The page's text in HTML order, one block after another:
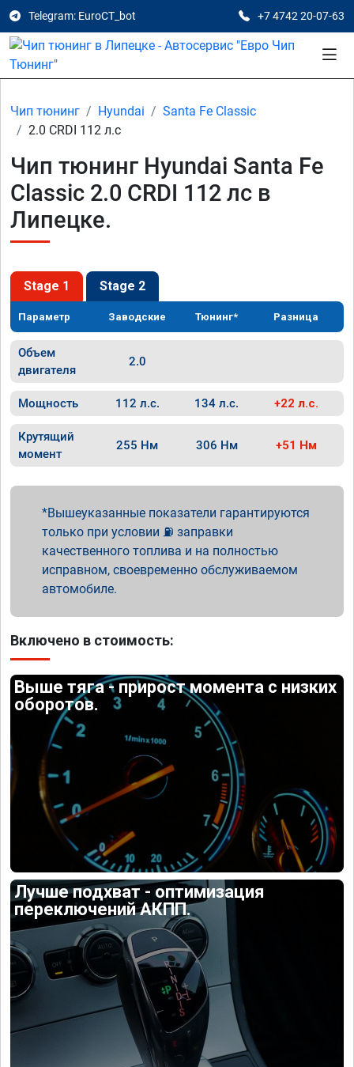
Telegram: EuroCT_bot +7 4742 20-07-63
Чип тюнинг Hyundai
Santa Fe Classic
2.0 CRDI 112 л.с
Чип тюнинг Hyundai Santa Fe
Classic 2.0 CRDI 112 лс в
Липецке.
Stage 1 Stage 2
Параметр Заводские Тюнинг* Разница
Объем
двигателя
2.0
Мощность 112 л.с. 134 л.с. +22 л.с.
Крутящий
момент
255 Нм 306 Нм +51 Нм
Вышеуказанные показатели гарантируются
только при условии ⛽ заправки
качественного топлива и на полностью
исправном, своевременно обслуживаемом
автомобиле.
Включено в стоимость:
Выше тяга - прирост момента с низких
оборотов.
Лучше подхват - оптимизация
переключений АКПП.